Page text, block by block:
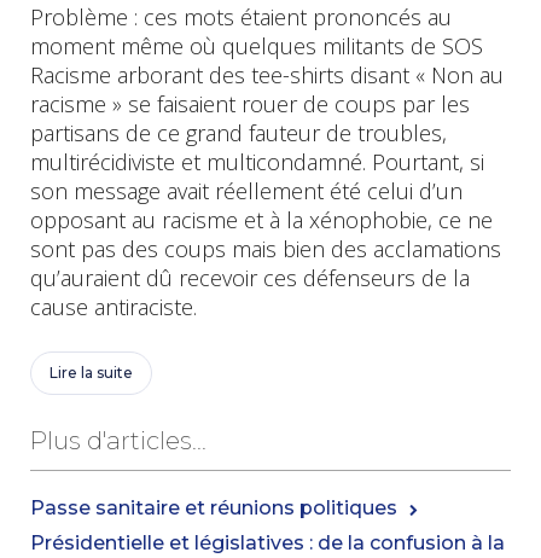
Problème : ces mots étaient prononcés au
moment même où quelques militants de SOS
Racisme arborant des tee-shirts disant « Non au
racisme » se faisaient rouer de coups par les
partisans de ce grand fauteur de troubles,
multirécidiviste et multicondamné. Pourtant, si
son message avait réellement été celui d’un
opposant au racisme et à la xénophobie, ce ne
sont pas des coups mais bien des acclamations
qu’auraient dû recevoir ces défenseurs de la
cause antiraciste.
Lire la suite
Plus d'articles...
Passe sanitaire et réunions politiques
Présidentielle et législatives : de la confusion à la